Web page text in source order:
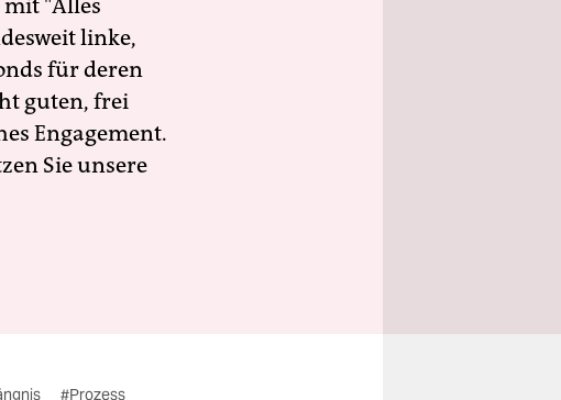
mit "Alles
linke,
für deren
guten, frei
Engagement.
Sie unsere
#Prozess